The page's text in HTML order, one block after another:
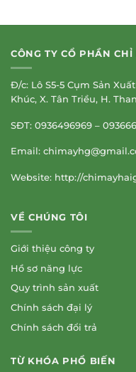
CÔNG TY CỔ PHẦN
Đ/c: Lô S5-5 Cụm Sản
Khúc, X. Tân Triều, H.
SĐT: 0936496969 –
Email:
Website: http://
VỀ CHÚNG TÔI
Giới thiệu công ty
Hồ sơ năng lực
Quy trình sản xuất
Chính sách đại lý
Chính sách đổi trả
TỪ KHÓA PHỔ BIẾN